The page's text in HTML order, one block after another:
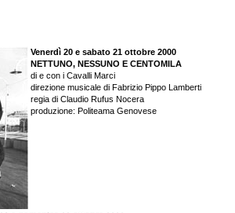
Venerdì 20 e sabato 21 ottobre 2000
NETTUNO, NESSUNO E CENTOMILA
di e con i Cavalli Marci
direzione musicale di Fabrizio Pippo Lamberti
regia di Claudio Rufus Nocera
produzione: Politeama Genovese